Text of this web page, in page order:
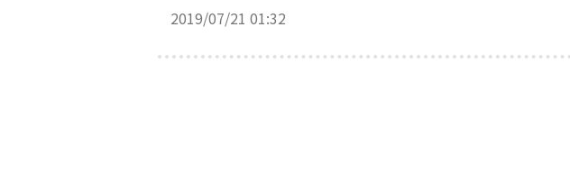
2019/07/21 01:32